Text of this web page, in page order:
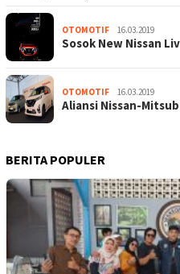
OTOMOTIF 16.03.2019
Sosok New Nissan
OTOMOTIF 16.03.2019
Aliansi Nissan-
BERITA POPULER